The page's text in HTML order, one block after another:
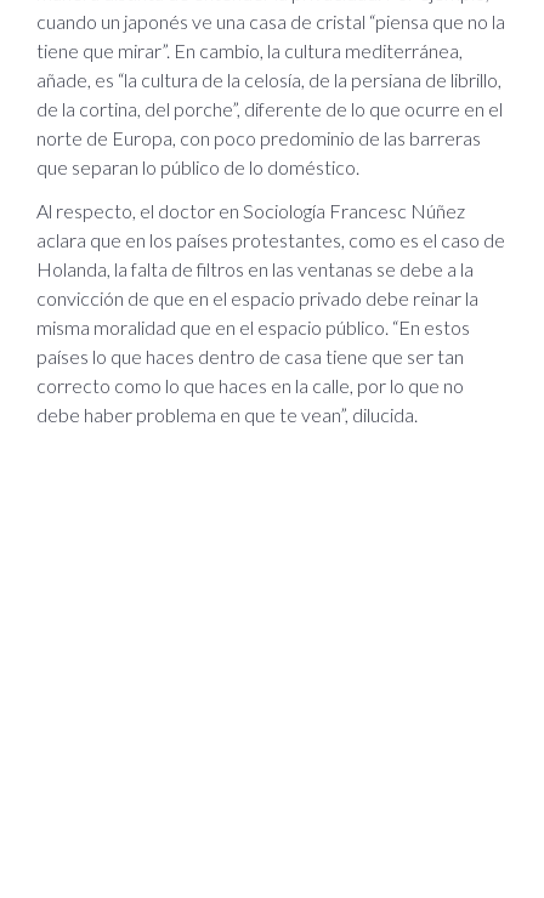
cuando un japonés ve una casa de cristal “piensa que no la
tiene que mirar”. En cambio, la cultura mediterránea,
añade, es “la cultura de la celosía, de la persiana de librillo,
de la cortina, del porche”, diferente de lo que ocurre en el
norte de Europa, con poco predominio de las barreras
que separan lo público de lo doméstico.
Al respecto, el doctor en Sociología Francesc Núñez
aclara que en los países protestantes, como es el caso de
Holanda, la falta de filtros en las ventanas se debe a la
convicción de que en el espacio privado debe reinar la
misma moralidad que en el espacio público. “En estos
países lo que haces dentro de casa tiene que ser tan
correcto como lo que haces en la calle, por lo que no
debe haber problema en que te vean”, dilucida.